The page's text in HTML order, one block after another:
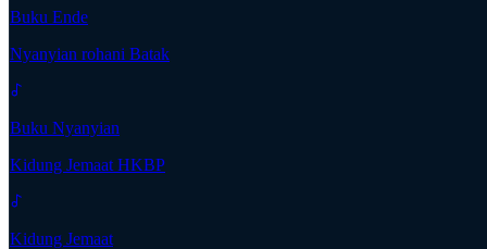
Buku Ende
Nyanyian rohani Batak
Buku Nyanyian
Kidung Jemaat HKBP
Kidung Jemaat